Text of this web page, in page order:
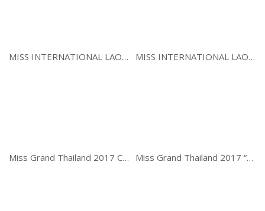
MISS INTERNATIONAL LAOS 2018 Part 2 MISS INTERNATIONAL LAOS 2018 Part 1
Miss Grand Thailand 2017 Cut Opening Miss Grand Thailand 2017 “NATIONAL COSTUME”